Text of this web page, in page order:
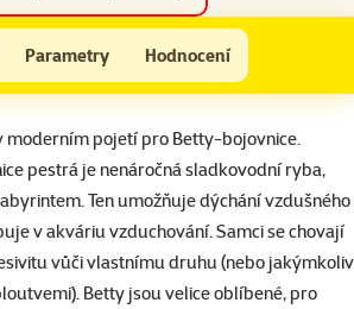
Sun Swirl 2l
Parametry Hodnocení
moderním pojetí pro Betty-bojovnice.
pestrá je nenáročná sladkovodní ryba,
Ten umožňuje dýchání vzdušného
v akváriu vzduchování. Samci se chovají
vůči vlastnímu druhu (nebo jakýmkoliv
Betty jsou velice oblíbené, pro